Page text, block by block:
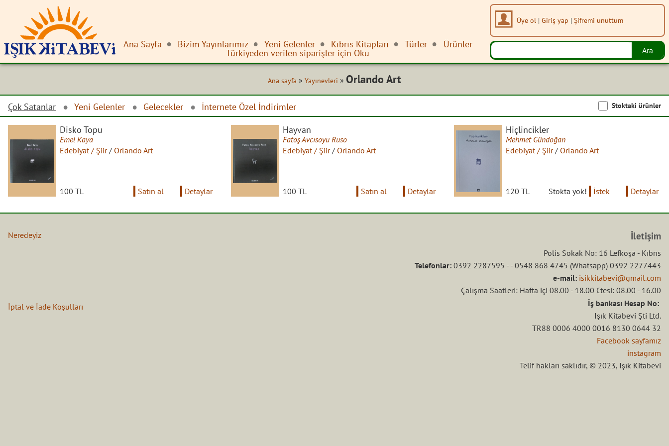
Ana Sayfa Bizim Yayınlarımız Yeni Gelenler Kıbrıs Kitapları Türler Ürünler
Türkiyeden verilen siparişler için Oku
Üye ol | Giriş yap | Şifremi unuttum
Ana sayfa » Yayınevleri » Orlando Art
Çok Satanlar Yeni Gelenler Gelecekler İnternete Özel İndirimler Stoktaki ürünler
Disko Topu
Emel Kaya
Edebiyat / Şiir/ Orlando Art
100 TL Satın al Detaylar
Hayvan
Fatoş Avcısoyu Ruso
Edebiyat / Şiir/ Orlando Art
100 TL Satın al Detaylar
Hiçlincikler
Mehmet Gündoğan
Edebiyat / Şiir/ Orlando Art
120 TL Stokta yok! İstek Detaylar
Neredeyiz
İptal ve İade Koşulları
İletişim
Polis Sokak No: 16 Lefkoşa - Kıbrıs
Telefonlar: 0392 2287595 - - 0548 868 4745 (Whatsapp) 0392 2277443
e-mail: isikkitabevi@gmail.com
Çalışma Saatleri: Hafta içi 08.00 - 18.00 Ctesi: 08.00 - 16.00
İş bankası Hesap No:
Işık Kitabevi Şti Ltd.
TR88 0006 4000 0016 8130 0644 32
Facebook sayfamız
instagram
Telif hakları saklıdır, © 2023, Işık Kitabevi